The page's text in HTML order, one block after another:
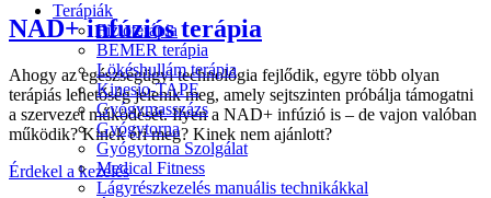
Terápiák
Fizioterápia
BEMER terápia
Lökéshullám terápia
Kinesio-TAPE
Gyógymasszázs
Gyógytorna
Gyógytorna Szolgálat
Medical Fitness
Lágyrészkezelés manuális technikákkal
NAD+ infúziós terápia
Ahogy az egészségügyi technológia fejlődik, egyre több olyan
terápiás lehetőség jelenik meg, amely sejtszinten próbálja támogatni
a szervezet működését. Ilyen a NAD+ infúzió is – de vajon valóban
működik? Kinek éri meg? Kinek nem ajánlott?
Érdekel a kezelés